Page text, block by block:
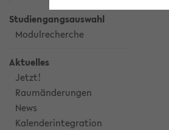
Studiengangsauswahl
Modulrecherche
Aktuelles
Jetzt!
Raumänderungen
News
Kalenderintegration